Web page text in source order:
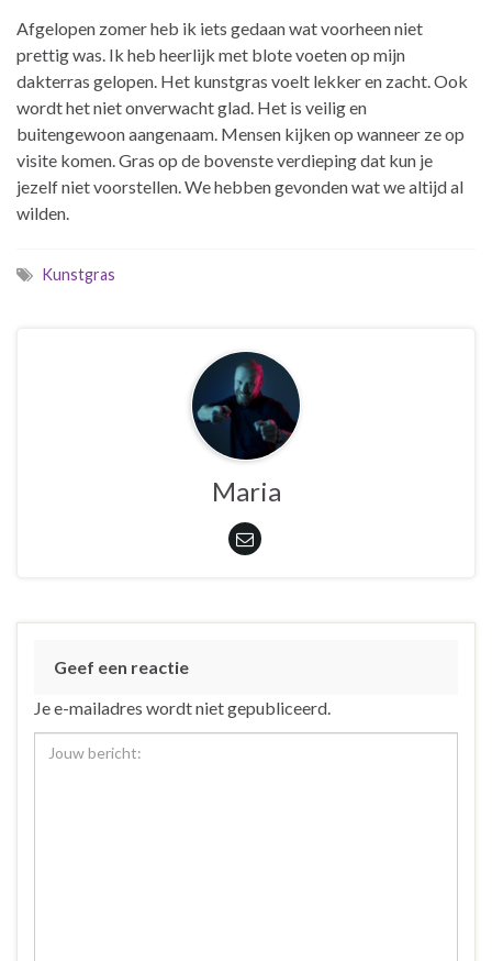
Afgelopen zomer heb ik iets gedaan wat voorheen niet
prettig was. Ik heb heerlijk met blote voeten op mijn
dakterras gelopen. Het kunstgras voelt lekker en zacht. Ook
wordt het niet onverwacht glad. Het is veilig en
buitengewoon aangenaam. Mensen kijken op wanneer ze op
visite komen. Gras op de bovenste verdieping dat kun je
jezelf niet voorstellen. We hebben gevonden wat we altijd al
wilden.
Kunstgras
Maria
Geef een reactie
Je e-mailadres wordt niet gepubliceerd.